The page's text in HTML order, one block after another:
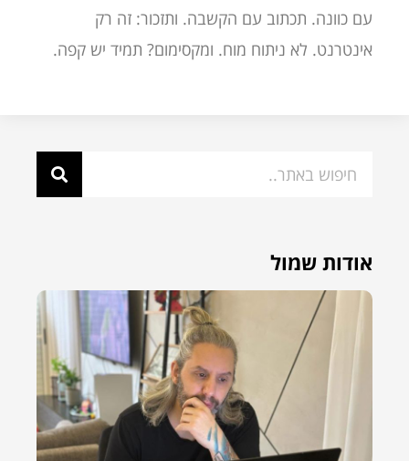
עם כוונה. תכתוב עם הקשבה. ותזכור: זה רק
אינטרנט. לא ניתוח מוח. ומקסימום? תמיד יש קפה.
אודות שמול